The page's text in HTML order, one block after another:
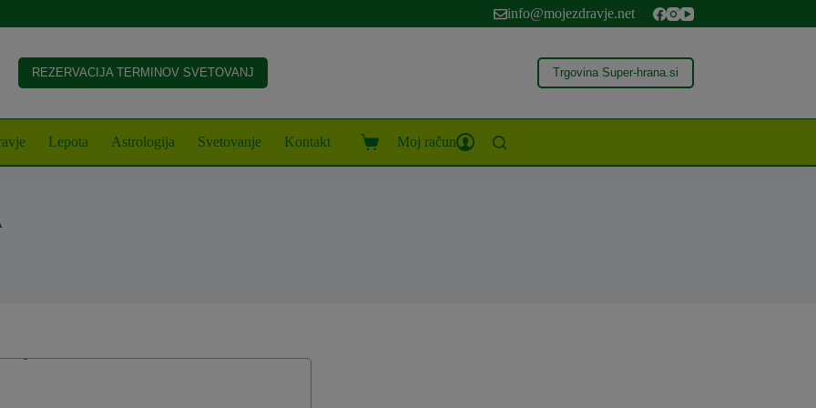
info@mojezdravje.net
REZERVACIJA TERMINOV SVETOVANJ Trgovina Super-hrana.si
Lepota Astrologija Svetovanje Kontakt
Shopping
cart
Moj račun